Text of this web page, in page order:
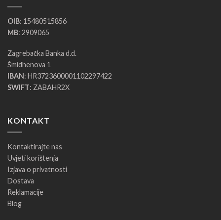
OIB: 15480515856
MB: 2909065
Zagrebačka Banka d.d.
Šmidhenova 1
IBAN: HR3723600001102297422
SWIFT: ZABAHR2X
KONTAKT
Kontaktirajte nas
Uvjeti korištenja
Izjava o privatnosti
Dostava
Reklamacije
Blog